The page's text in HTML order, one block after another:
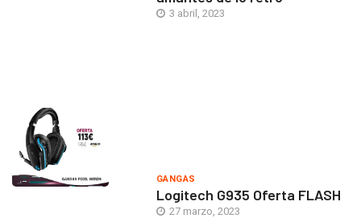
3 abril, 2023
GANGAS
Logitech G935 Oferta FLASH
27 marzo, 2023